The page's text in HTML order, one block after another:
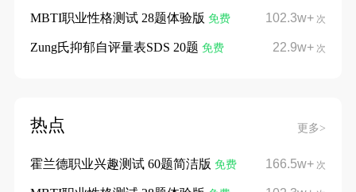
102.3w+ 次
MBTI职业性格测试 28题体验版 免费
22.9w+ 次
Zung氏抑郁自评量表SDS 20题 免费
热点 更多>
166.5w+ 次
霍兰德职业兴趣测试 60题简洁版 免费